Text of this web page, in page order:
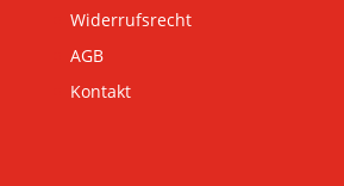
Widerrufsrecht
AGB
Kontakt